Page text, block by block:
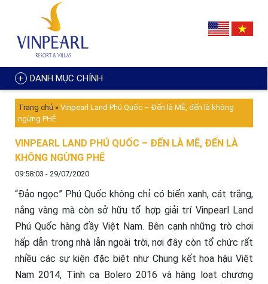
DANH MỤC CHÍNH
Trang chủ » Vinpearl Land Phú Quốc – Đến là MÊ, đến là không
ngừng PHÊ
VINPEARL LAND PHÚ QUỐC – ĐẾN LÀ MÊ, ĐẾN LÀ
KHÔNG NGỪNG PHÊ
09:58:03 - 29/07/2020
“Đảo ngọc” Phú Quốc không chỉ có biển xanh, cát trắng,
nắng vàng mà còn sở hữu tổ hợp giải trí Vinpearl Land
Phú Quốc hàng đầy Việt Nam. Bên cạnh những trò chơi
hấp dẫn trong nhà lẫn ngoài trời, nơi đây còn tổ chức rất
nhiều các sự kiện đặc biệt như Chung kết hoa hậu Việt
Nam 2014, Tình ca Bolero 2016 và hàng loạt chương